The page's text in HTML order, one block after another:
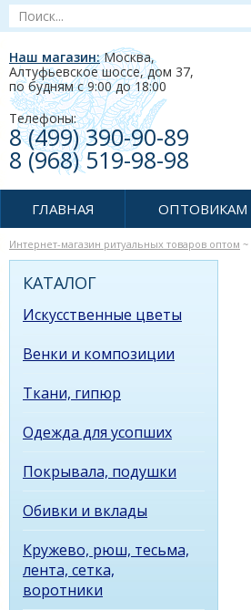
Наш магазин:Москва,
Алтуфьевское шоссе, дом 37,
по будням c 9:00 до 18:00
Телефоны:
8 (499) 390-90-89
8 (968) 519-98-98
ГЛАВНАЯ ОПТОВИКАМ
Интернет-магазин ритуальных товаров оптом ~
КАТАЛОГ
Искусственные цветы
Венки и композиции
Ткани, гипюр
Одежда для усопших
Покрывала, подушки
Обивки и вклады
Кружево, рюш, тесьма,
лента, сетка,
воротники